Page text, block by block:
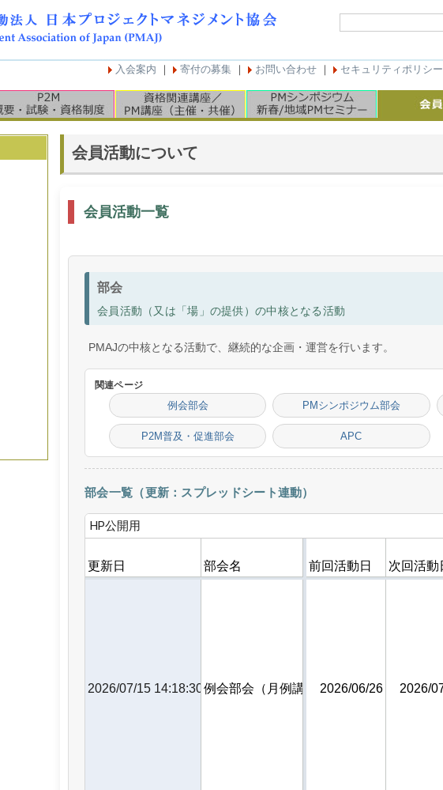
入会案内 ｜ 寄付の募集 ｜ お問い合わせ ｜ セキュリティポリシー
会員活動について
会員活動一覧
部会
会員活動（又は「場」の提供）の中核となる活動
PMAJの中核となる活動で、継続的な企画・運営を行います。
関連ページ
例会部会 PMシンポジウム部会
P2M普及・促進部会 APC
部会一覧（更新：スプレッドシート連動）